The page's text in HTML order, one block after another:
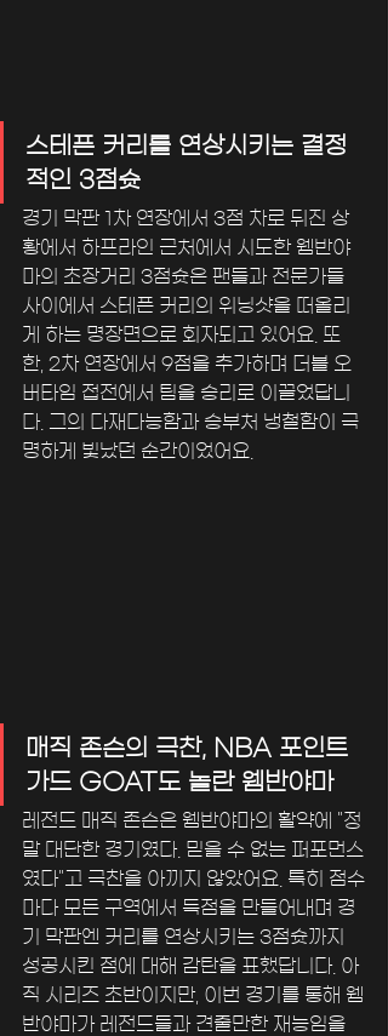
스테픈 커리를 연상시키는 결정
적인 3점슛
경기 막판 1차 연장에서 3점 차로 뒤진 상
황에서 하프라인 근처에서 시도한 웸반야
마의 초장거리 3점슛은 팬들과 전문가들
사이에서 스테픈 커리의 위닝샷을 떠올리
게 하는 명장면으로 회자되고 있어요. 또
한, 2차 연장에서 9점을 추가하며 더블 오
버타임 접전에서 팀을 승리로 이끌었답니
다. 그의 다재다능함과 승부처 냉철함이 극
명하게 빛났던 순간이었어요.
매직 존슨의 극찬, NBA 포인트
가드 GOAT도 놀란 웸반야마
레전드 매직 존슨은 웸반야마의 활약에 "정
말 대단한 경기였다. 믿을 수 없는 퍼포먼스
였다"고 극찬을 아끼지 않았어요. 특히 점수
마다 모든 구역에서 득점을 만들어내며 경
기 막판엔 커리를 연상시키는 3점슛까지
성공시킨 점에 대해 감탄을 표했답니다. 아
직 시리즈 초반이지만, 이번 경기를 통해 웸
반야마가 레전드들과 견줄만한 재능임을